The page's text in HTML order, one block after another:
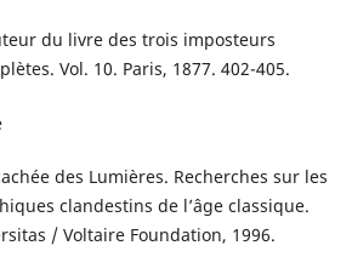
du livre des trois imposteurs
Vol. 10. Paris, 1877. 402-405.
des Lumières. Recherches sur les
clandestins de l’âge classique.
/ Voltaire Foundation, 1996.